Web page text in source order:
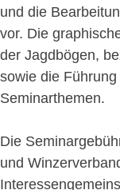
und die
vor. Die
der Jagdbögen,
sowie die
Seminarthemen.
Die
und